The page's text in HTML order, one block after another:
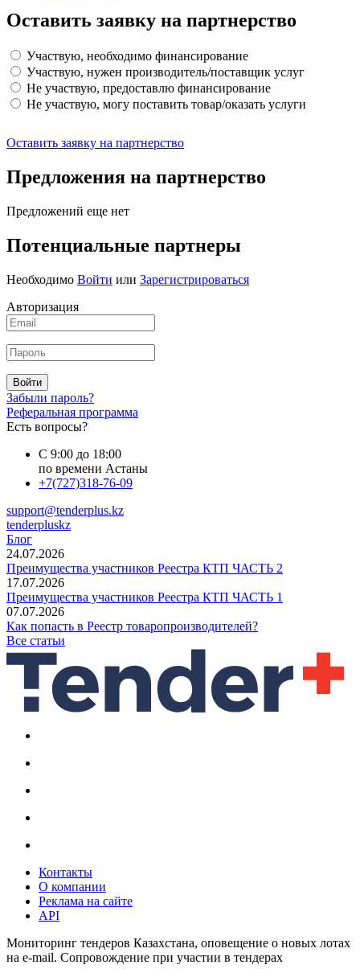
Оставить заявку на партнерство
Участвую, необходимо финансирование
Участвую, нужен производитель/поставщик услуг
Не участвую, предоставлю финансирование
Не участвую, могу поставить товар/оказать услуги
Оставить заявку на партнерство
Предложения на партнерство
Предложений еще нет
Потенциальные партнеры
Необходимо Войти или Зарегистрироваться
Авторизация
Войти
Забыли пароль?
Реферальная программа
Есть вопросы?
С 9:00 до 18:00
по времени Астаны
+7(727)318-76-09
support@tenderplus.kz
tenderpluskz
Блог
24.07.2026
Преимущества участников Реестра КТП ЧАСТЬ 2
17.07.2026
Преимущества участников Реестра КТП ЧАСТЬ 1
07.07.2026
Как попасть в Реестр товаропроизводителей?
Все статьи
Контакты
О компании
Реклама на сайте
API
Мониторинг тендеров Казахстана, оповещение о новых лотах
на e-mail. Сопровождение при участии в тендерах